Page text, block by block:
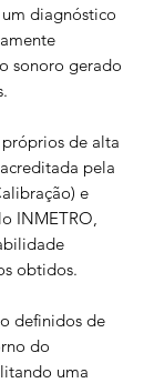
um diagnóstico
sonoro gerado
de alta
pela
e
INMETRO,
obtidos.
definidos de
do
uma